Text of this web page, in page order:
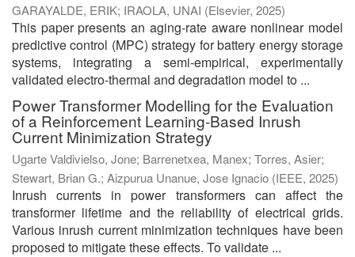
GARAYALDE, ERIK; IRAOLA, UNAI (Elsevier, 2025)
This paper presents an aging-rate aware nonlinear model
predictive control (MPC) strategy for battery energy storage
systems, integrating a semi-empirical, experimentally
validated electro-thermal and degradation model to ...
Power Transformer Modelling for the Evaluation
of a Reinforcement Learning-Based Inrush
Current Minimization Strategy
Ugarte Valdivielso, Jone; Barrenetxea, Manex; Torres, Asier;
Stewart, Brian G.; Aizpurua Unanue, Jose Ignacio (IEEE, 2025)
Inrush currents in power transformers can affect the
transformer lifetime and the reliability of electrical grids.
Various inrush current minimization techniques have been
proposed to mitigate these effects. To validate ...